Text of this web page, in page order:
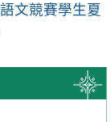
文競賽學生夏